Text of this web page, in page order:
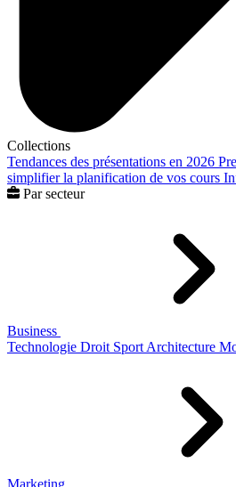
Collections
Tendances des présentations en 2026
simplifier la planification de vos cours
Par secteur
Business
Technologie Droit Sport Architecture
Marketing